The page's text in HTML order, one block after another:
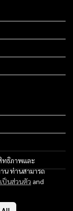
ทธิภาพและ
น ท่านสามารถ
ป็นส่วนตัว and